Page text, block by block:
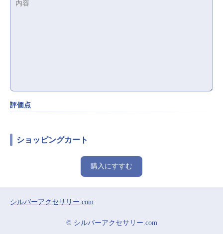
評価点
ショッピングカート
購入にすすむ
シルバーアクセサリー.com
© シルバーアクセサリー.com